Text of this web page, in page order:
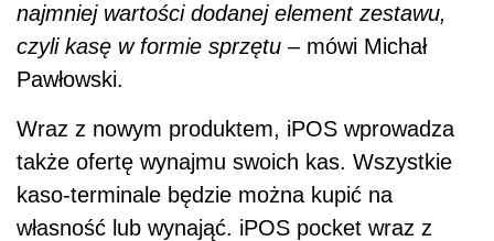
najmniej wartości dodanej element zestawu,
czyli kasę w formie sprzętu –mówi Michał
Pawłowski.
Wraz z nowym produktem, iPOS wprowadza
także ofertę wynajmu swoich kas. Wszystkie
kaso-terminale będzie można kupić na
własność lub wynająć. iPOS pocket wraz z